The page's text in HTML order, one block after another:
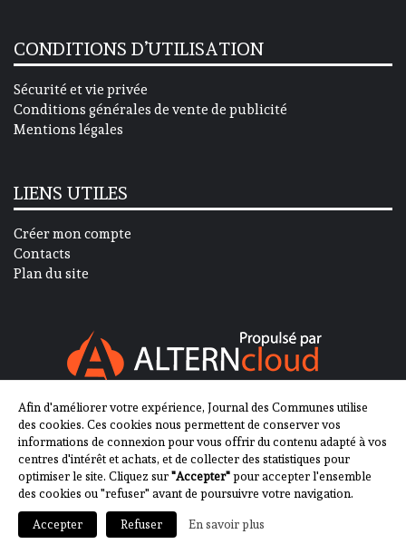
CONDITIONS D’UTILISATION
Sécurité et vie privée
Conditions générales de vente de publicité
Mentions légales
LIENS UTILES
Créer mon compte
Contacts
Plan du site
SUIVEZ-NOUS SUR
2013-2023 - Journal des Communes ©
Afin d'améliorer votre expérience, Journal des Communes utilise
des cookies. Ces cookies nous permettent de conserver vos
informations de connexion pour vous offrir du contenu adapté à vos
centres d'intérêt et achats, et de collecter des statistiques pour
optimiser le site. Cliquez sur"Accepter"pour accepter l'ensemble
des cookies ou "refuser" avant de poursuivre votre navigation.
Accepter Refuser En savoir plus